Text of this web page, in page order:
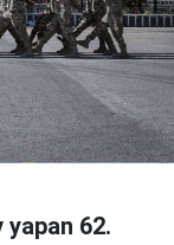
62.